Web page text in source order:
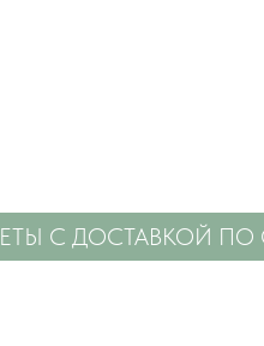
С ДОСТАВКОЙ ПО